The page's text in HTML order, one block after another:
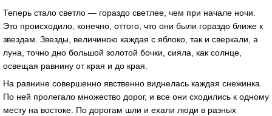
Теперь стало светло — гораздо светлее, чем при начале ночи.
Это происходило, конечно, оттого, что они были гораздо ближе к
звездам. Звезды, величиною каждая с яблоко, так и сверкали, а
луна, точно дно большой золотой бочки, сияла, как солнце,
освещая равнину от края и до края.
На равнине совершенно явственно виднелась каждая снежинка.
По ней пролегало множество дорог, и все они сходились к одному
месту на востоке. По дорогам шли и ехали люди в разных